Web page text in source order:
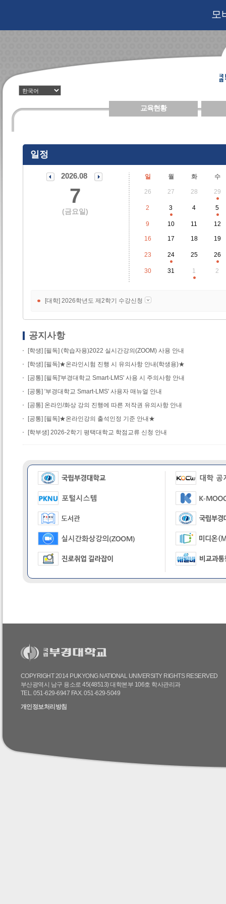
모
교육현황
일정
2026.08
7
(금요일)
일 월 화 수
26 27 28 29
2 3 4 5
9 10 11 12
16 17 18 19
23 24 25 26
30 31 1 2
[대학] 2026학년도 제2학기 수강신청
공지사항
[학생] [필독] (학습자용)2022 실시간강의(ZOOM) 사용 안내
[학생] [필독]★온라인시험 진행 시 유의사항 안내(학생용)★
[공통] [필독]'부경대학교 Smart-LMS' 사용 시 주의사항 안내
[공통] '부경대학교 Smart-LMS' 사용자 매뉴얼 안내
[공통] 온라인/화상 강의 진행에 따른 저작권 유의사항 안내
[공통] [필독]★온라인강의 출석인정 기준 안내★
[학부생] 2026-2학기 평택대학교 학점교류 신청 안내
COPYRIGHT 2014 PUKYONG NATIONAL UNIVERSITY RIGHTS RESERVED
부산광역시 남구 용소로 45(48513) 대학본부 106호 학사관리과
TEL. 051-629-6947 FAX. 051-629-5049
개인정보처리방침